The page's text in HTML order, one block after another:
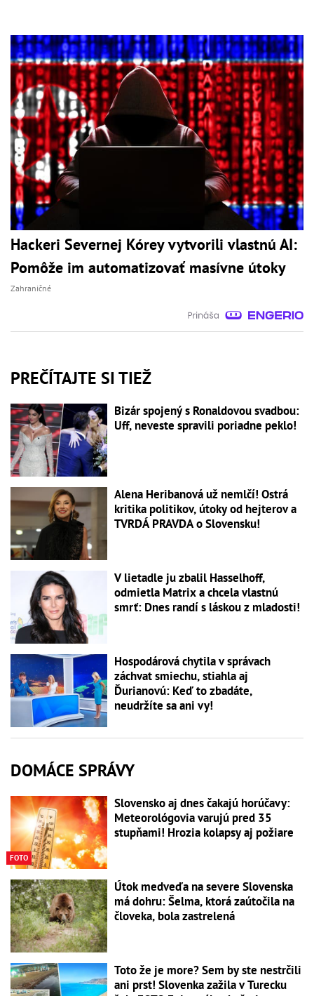
Hackeri Severnej Kórey vytvorili vlastnú AI:
Pomôže im automatizovať masívne útoky
Zahraničné
PREČÍTAJTE SI TIEŽ
Bizár spojený s Ronaldovou svadbou:
Uff, neveste spravili poriadne peklo!
Alena Heribanová už nemlčí! Ostrá
kritika politikov, útoky od hejterov a
TVRDÁ PRAVDA o Slovensku!
V lietadle ju zbalil Hasselhoff,
odmietla Matrix a chcela vlastnú
smrť: Dnes randí s láskou z mladosti!
Hospodárová chytila v správach
záchvat smiechu, stiahla aj
Ďurianovú: Keď to zbadáte,
neudržíte sa ani vy!
DOMÁCE SPRÁVY
FOTO
Slovensko aj dnes čakajú horúčavy:
Meteorológovia varujú pred 35
stupňami! Hrozia kolapsy aj požiare
Útok medveďa na severe Slovenska
má dohru: Šelma, ktorá zaútočila na
človeka, bola zastrelená
Toto že je more? Sem by ste nestrčili
ani prst! Slovenka zažila v Turecku